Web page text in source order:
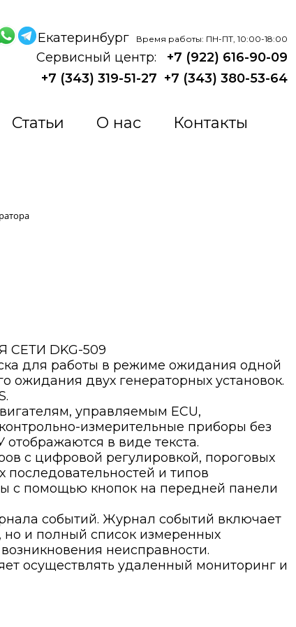
Екатеринбург Время работы: ПН-ПТ, 10:00-18:00
Сервисный центр:
+7 (922) 616-90-09
+7 (343) 319-51-27 +7 (343) 380-53-64
Статьи О нас Контакты
DKG-509
для работы в режиме ожидания одной
ожидания двух генераторных установок.
управляемым ECU,
измерительные приборы без
в виде текста.
с цифровой регулировкой, пороговых
и типов
с помощью кнопок на передней панели
событий. Журнал событий включает
и полный список измеренных
неисправности.
осуществлять удаленный мониторинг и